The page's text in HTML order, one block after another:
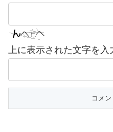
上に表示された文字を入